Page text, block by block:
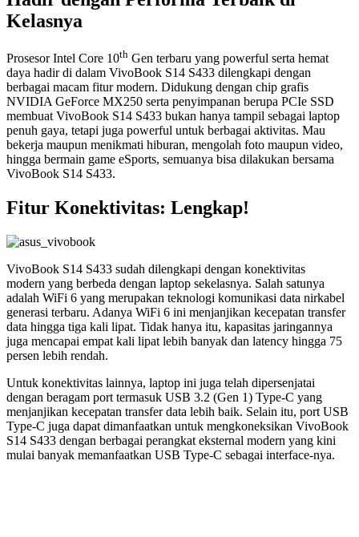
Kelasnya
Prosesor Intel Core 10th Gen terbaru yang powerful serta hemat
daya hadir di dalam VivoBook S14 S433 dilengkapi dengan
berbagai macam fitur modern. Didukung dengan chip grafis
NVIDIA GeForce MX250 serta penyimpanan berupa PCIe SSD
membuat VivoBook S14 S433 bukan hanya tampil sebagai laptop
penuh gaya, tetapi juga powerful untuk berbagai aktivitas. Mau
bekerja maupun menikmati hiburan, mengolah foto maupun video,
hingga bermain game eSports, semuanya bisa dilakukan bersama
VivoBook S14 S433.
Fitur Konektivitas: Lengkap!
VivoBook S14 S433 sudah dilengkapi dengan konektivitas
modern yang berbeda dengan laptop sekelasnya. Salah satunya
adalah WiFi 6 yang merupakan teknologi komunikasi data nirkabel
generasi terbaru. Adanya WiFi 6 ini menjanjikan kecepatan transfer
data hingga tiga kali lipat. Tidak hanya itu, kapasitas jaringannya
juga mencapai empat kali lipat lebih banyak dan latency hingga 75
persen lebih rendah.
Untuk konektivitas lainnya, laptop ini juga telah dipersenjatai
dengan beragam port termasuk USB 3.2 (Gen 1) Type-C yang
menjanjikan kecepatan transfer data lebih baik. Selain itu, port USB
Type-C juga dapat dimanfaatkan untuk mengkoneksikan VivoBook
S14 S433 dengan berbagai perangkat eksternal modern yang kini
mulai banyak memanfaatkan USB Type-C sebagai interface-nya.